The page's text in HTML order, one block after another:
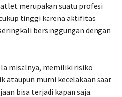
merupakan suatu profesi
tinggi karena aktifitas
bersinggungan dengan
misalnya, memiliki risiko
ataupun murni kecelakaan saat
bisa terjadi kapan saja.